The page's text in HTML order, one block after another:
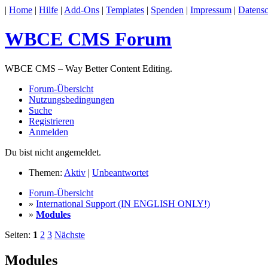
| Home | Hilfe | Add-Ons | Templates | Spenden | Impressum |
WBCE CMS Forum
WBCE CMS – Way Better Content Editing.
Forum-Übersicht
Nutzungsbedingungen
Suche
Registrieren
Anmelden
Du bist nicht angemeldet.
Themen: Aktiv | Unbeantwortet
Forum-Übersicht
» International Support (IN ENGLISH ONLY!)
» Modules
Seiten: 1 2 3 Nächste
Modules